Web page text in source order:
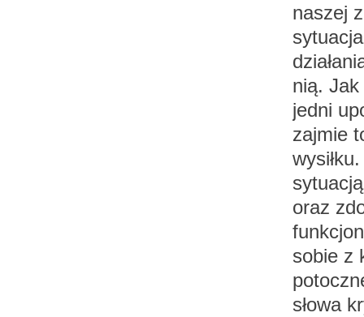
naszej
nią.
jedni
zajmie
oraz
sobie z
słowa